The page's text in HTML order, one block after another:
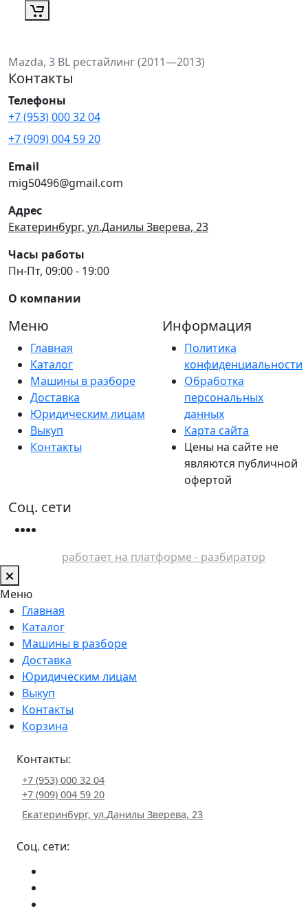
Mazda, 3 BL рестайлинг (2011—2013)
Контакты
Телефоны
+7 (953) 000 32 04
+7 (909) 004 59 20
Email
mig50496@gmail.com
Адрес
Екатеринбург, ул.Данилы Зверева, 23
Часы работы
Пн-Пт, 09:00 - 19:00
О компании
Меню
Главная
Каталог
Машины в разборе
Доставка
Юридическим лицам
Выкуп
Контакты
Информация
Политика
конфиденциальности
Обработка
персональных
данных
Карта сайта
Цены на сайте не
являются публичной
офертой
Соц. сети
работает на платформе - разбиратор
Меню
Главная
Каталог
Машины в разборе
Доставка
Юридическим лицам
Выкуп
Контакты
Корзина
Контакты:
+7 (953) 000 32 04
+7 (909) 004 59 20
Екатеринбург, ул.Данилы Зверева, 23
Соц. сети: